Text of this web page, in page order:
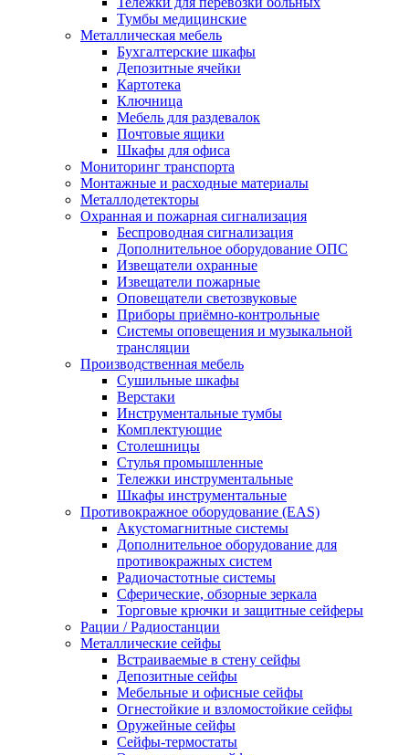
Тумбы медицинские
Металлическая мебель
Бухгалтерские шкафы
Депозитные ячейки
Картотека
Ключница
Мебель для раздевалок
Почтовые ящики
Шкафы для офиса
Мониторинг транспорта
Монтажные и расходные материалы
Металлодетекторы
Охранная и пожарная сигнализация
Беспроводная сигнализация
Дополнительное оборудование ОПС
Извещатели охранные
Извещатели пожарные
Оповещатели светозвуковые
Приборы приёмно-контрольные
Системы оповещения и музыкальной
трансляции
Производственная мебель
Cушильные шкафы
Верстаки
Инструментальные тумбы
Комплектующие
Столешницы
Стулья промышленные
Тележки инструментальные
Шкафы инструментальные
Противокражное оборудование (EAS)
Акустомагнитные системы
Дополнительное оборудование для
противокражных систем
Радиочастотные системы
Сферические, обзорные зеркала
Торговые крючки и защитные сейферы
Рации / Радиостанции
Металлические сейфы
Встраиваемые в стену сейфы
Депозитные сейфы
Мебельные и офисные сейфы
Огнестойкие и взломостойкие сейфы
Оружейные сейфы
Сейфы-термостаты